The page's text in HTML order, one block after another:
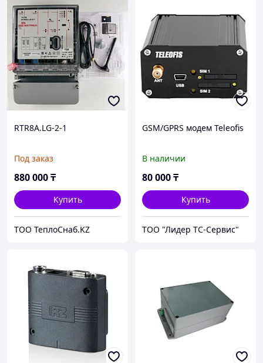
RTR8A.LG-2-1
Под заказ
880 000₸
Купить
ТОО ТеплоСнаб.KZ
GSM/GPRS модем Teleofis
В наличии
80 000₸
Купить
ТОО "Лидер ТС-Сервис"